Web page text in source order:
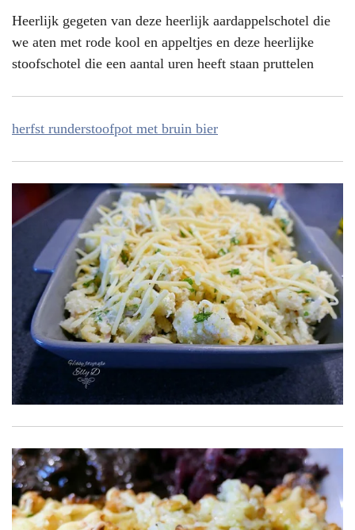
Heerlijk gegeten van deze heerlijk aardappelschotel die
we aten met rode kool en appeltjes en deze heerlijke
stoofschotel die een aantal uren heeft staan pruttelen
herfst runderstoofpot met bruin bier